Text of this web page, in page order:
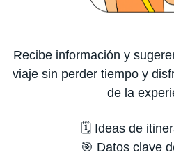
Recibe información y
viaje sin perder tiempo y
de la
🗓️ Ideas de
🎯 Datos clave